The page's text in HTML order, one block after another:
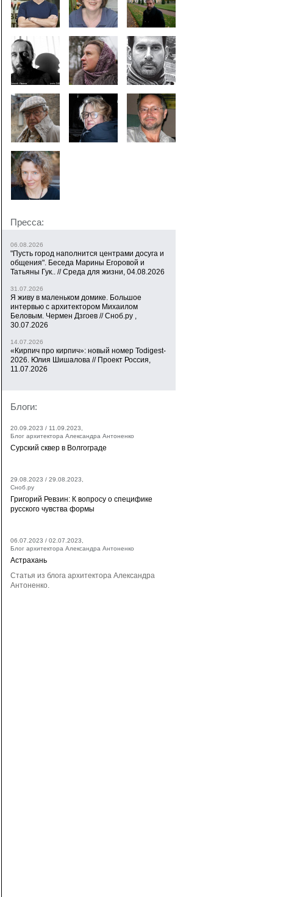
Пресса:
06.08.2026
"Пусть город наполнится центрами досуга и
общения". Беседа Марины Егоровой и
Татьяны Гук.. // Среда для жизни, 04.08.2026
31.07.2026
Я живу в маленьком домике. Большое
интервью с архитектором Михаилом
Беловым. Чермен Дзгоев // Сноб.ру ,
30.07.2026
14.07.2026
«Кирпич про кирпич»: новый номер Todigest-
2026. Юлия Шишалова // Проект Россия,
11.07.2026
Блоги:
20.09.2023 / 11.09.2023,
Блог архитектора Александра Антоненко
Сурский сквер в Волгограде
29.08.2023 / 29.08.2023,
Сноб.ру
Григорий Ревзин: К вопросу о специфике
русского чувства формы
06.07.2023 / 02.07.2023,
Блог архитектора Александра Антоненко
Астрахань
Статья из блога архитектора Александра
Антоненко.